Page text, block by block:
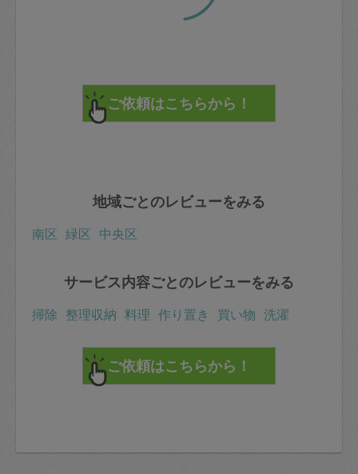
地域ごとのレビューをみる
南区 緑区 中央区
サービス内容ごとのレビューをみる
掃除 整理収納 料理 作り置き 買い物 洗濯